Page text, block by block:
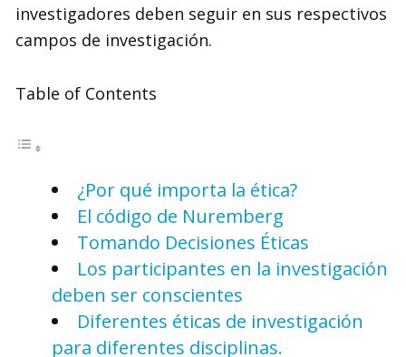
investigadores deben seguir en sus respectivos
campos de investigación.
Table of Contents
¿Por qué importa la ética?
El código de Nuremberg
Tomando Decisiones Éticas
Los participantes en la investigación
deben ser conscientes
Diferentes éticas de investigación
para diferentes disciplinas.